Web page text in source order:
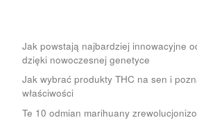
Jak powstają najbardziej innowacyjne
dzięki nowoczesnej genetyce
Jak wybrać produkty THC na sen i
właściwości
Te 10 odmian marihuany